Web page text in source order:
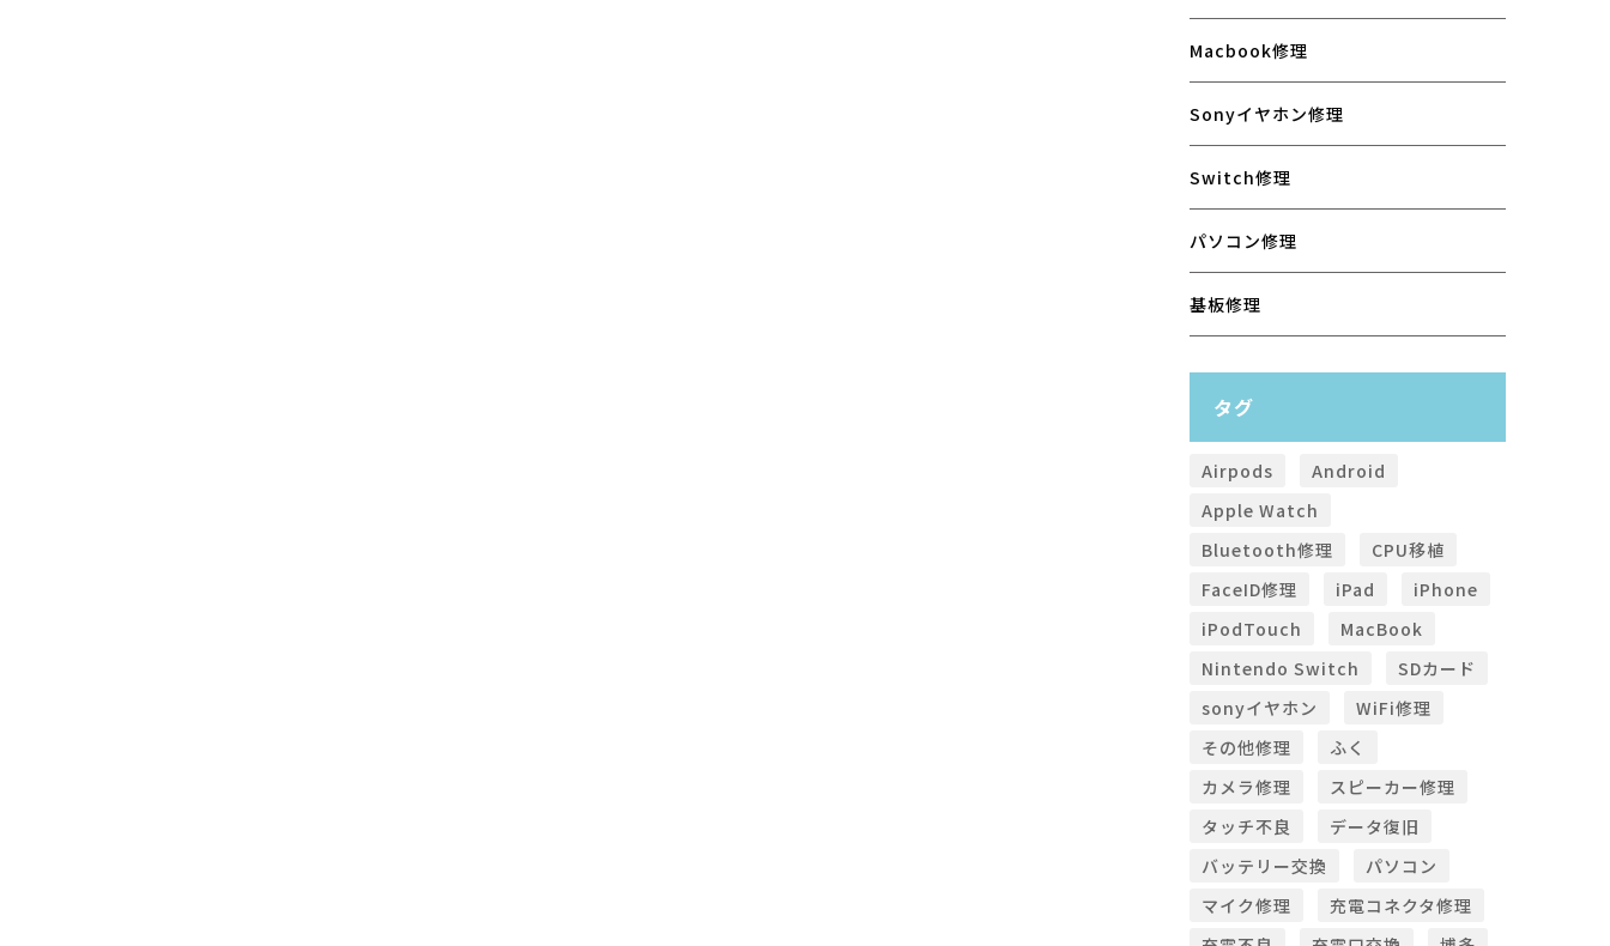
Macbook修理
Sonyイヤホン修理
Switch修理
パソコン修理
基板修理
タグ
Airpods
Android
Apple Watch
Bluetooth修理
CPU移植
FaceID修理
iPad
iPhone
iPodTouch
MacBook
Nintendo Switch
SDカード
sonyイヤホン
WiFi修理
その他修理
ふく
カメラ修理
スピーカー修理
タッチ不良
データ復旧
バッテリー交換
パソコン
マイク修理
充電コネクタ修理